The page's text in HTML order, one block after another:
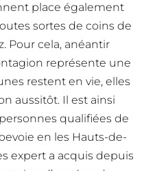
place également
sortes de coins de
Pour cela, anéantir
représente une
restent en vie, elles
aussitôt. Il est ainsi
qualifiées de
en les Hauts-de-
expert a acquis depuis